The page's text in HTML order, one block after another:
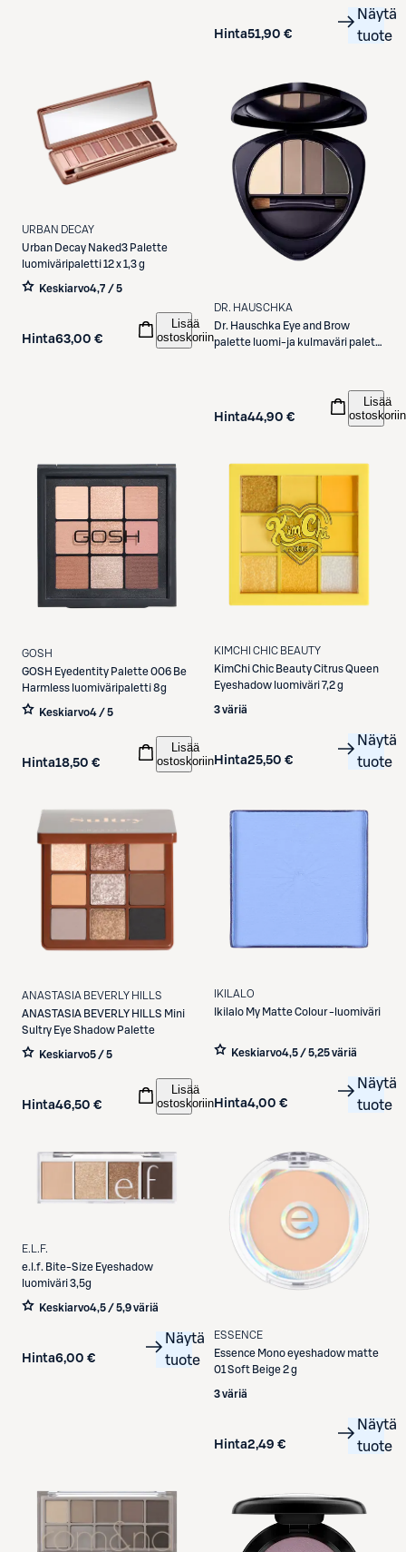
Hinta51,90 €
Näytä
tuote
URBAN DECAY
Urban Decay Naked3 Palette
luomiväripaletti 12 x 1,3 g
Keskiarvo4,7 / 5
Hinta63,00 €
Lisää
ostoskoriin
DR. HAUSCHKA
Dr. Hauschka Eye and Brow
palette luomi-ja kulmaväri paletti
Hinta44,90 €
Lisää
ostoskoriin
GOSH
GOSH Eyedentity Palette 006 Be
Harmless luomiväripaletti 8g
Keskiarvo4 / 5
Hinta18,50 €
Lisää
ostoskoriin
KIMCHI CHIC BEAUTY
KimChi Chic BeautyCitrus Queen
Eyeshadow luomiväri 7,2 g
3 väriä
Hinta25,50 €
Näytä
tuote
ANASTASIA BEVERLY HILLS
ANASTASIA BEVERLY HILLS Mini
Sultry Eye Shadow Palette
Keskiarvo5 / 5
Hinta46,50 €
Lisää
ostoskoriin
IKILALO
Ikilalo My Matte Colour -luomiväri
Keskiarvo4,5 / 5,25 väriä
Hinta4,00 €
Näytä
tuote
E.L.F.
e.l.f. Bite-Size Eyeshadow
luomiväri 3,5g
Keskiarvo4,5 / 5,9 väriä
Hinta6,00 €
Näytä
tuote
ESSENCE
Essence Mono eyeshadow matte
01 Soft Beige 2 g
3 väriä
Hinta2,49 €
Näytä
tuote